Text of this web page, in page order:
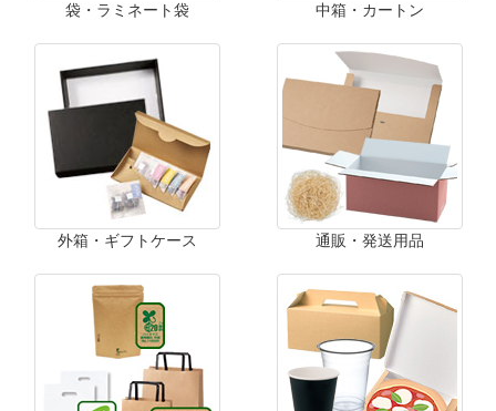
袋・ラミネート袋 中箱・カートン
外箱・ギフトケース 通販・発送用品